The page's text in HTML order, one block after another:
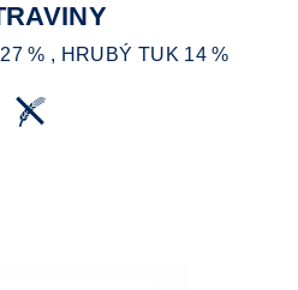
% , HRUBÝ TUK 14 %